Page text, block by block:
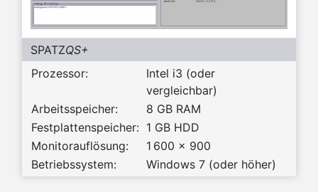
SPATZQS+
Prozessor:
Intel i3 (oder
vergleichbar)
Arbeitsspeicher:
8 GB RAM
Festplattenspeicher: 1 GB HDD
Monitorauflösung:
1 600 x 900
Betriebssystem:
Windows 7 (oder höher)